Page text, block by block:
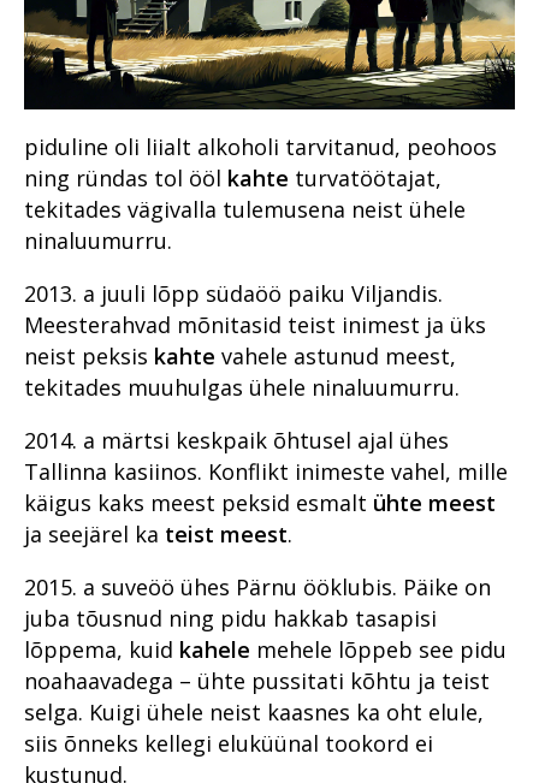
Järelevalveosakond
Haldusosakond
Südametunnistuse poolel
väärtustatakse kogemust
Erikonsultandi eripalgeline töö
Rahvusvaheline koostöö
Im memoriam Alar Kirs
Prokuratuuri aastaraamat 2022
7000 kilomeetrit ja seitse
tundi
Kuidas uurida sõda?
Valgekraeline kuritegu ja
karistus
Alaealiste kokkupuude
Arenev prokuratuur
Esimesed tööalased sammud
ja õnnestumised - praktika
prokuratuuris
Huvide konfliktist
Prokuratuuri aastaraamat 2021
kriminaalmenetlusega
Armastus on kelmile tõhus
relv
Dekriminaliseerimine –
huvides ja heaks?
EPPO - uus lüli
kriminaalmenetluses
Haldusosakonna lugu
Hämarad teod tumedas
Peaprokuröri pöördumine
Kriminaalmenetluse statistika
Vahistamine ja
Kuriteoohvrite kohtlemine
Alaealiste kokkupuude
kuritegevusega
Perevägivald
Prokuratuuri aastaraamat 2019
Peaprokuröri pöördumine
Missioon, visioon ja
Prokuratuuri tegevuse
ülevaade numbrites
Kannatanu kohtlemise parim
Vägivallakuritegudes
Prokuratuuri aastaraamat 2018
Riigi peaprokuröri
Prokuratuuri väärtused ja
strateegilised eesmärgid
Prokuratuuri tegevus 2018.
Lähisuhtevägivalla
Prokuratuuri aastaraamat 2017
Riigi peaprokuröri
pöördumine
Prokuratuuri väärtused ja
strateegilised eesmärgid
Prokuratuuri tegevuse 2017.
aasta ülevaade
Prokuratuuri aastaraamat 2016
Peaprokuröri pöördumine
Prokuratuuri aasta numbrites
Põhja Ringkonnaprokuratuur
piduline oli liialt alkoholi tarvitanud, peohoos
ning ründas tol ööl kahte turvatöötajat,
tekitades vägivalla tulemusena neist ühele
ninaluumurru.
2013. a juuli lõpp südaöö paiku Viljandis.
Meesterahvad mõnitasid teist inimest ja üks
neist peksis kahte vahele astunud meest,
tekitades muuhulgas ühele ninaluumurru.
2014. a märtsi keskpaik õhtusel ajal ühes
Tallinna kasiinos. Konflikt inimeste vahel, mille
käigus kaks meest peksid esmalt ühte meest
ja seejärel ka teist meest.
2015. a suveöö ühes Pärnu ööklubis. Päike on
juba tõusnud ning pidu hakkab tasapisi
lõppema, kuid kahele mehele lõppeb see pidu
noahaavadega – ühte pussitati kõhtu ja teist
selga. Kuigi ühele neist kaasnes ka oht elule,
siis õnneks kellegi eluküünal tookord ei
kustunud.